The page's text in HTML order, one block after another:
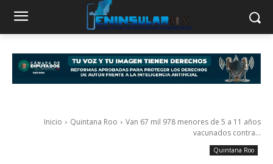
Inicio Quintana Roo
Van 67 mil 978 menores de 5 a 11 años
vacunados contra...
Quintana Roo